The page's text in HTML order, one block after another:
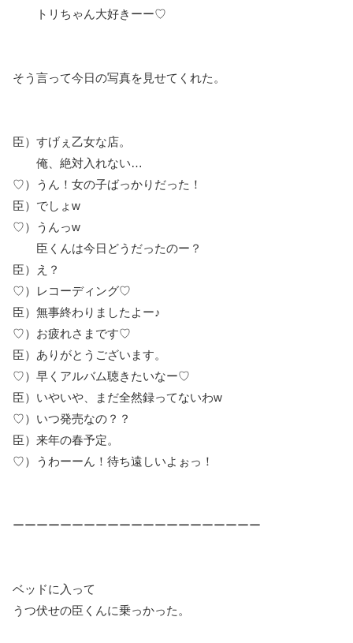
トリちゃん大好きーー♡
そう言って今日の写真を見せてくれた。
臣）すげぇ乙女な店。
俺、絶対入れない…
♡）うん！女の子ばっかりだった！
臣）でしょw
♡）うんっw
臣くんは今日どうだったのー？
臣）え？
♡）レコーディング♡
臣）無事終わりましたよー♪
♡）お疲れさまです♡
臣）ありがとうございます。
♡）早くアルバム聴きたいなー♡
臣）いやいや、まだ全然録ってないわw
♡）いつ発売なの？？
臣）来年の春予定。
♡）うわーーん！待ち遠しいよぉっ！
ーーーーーーーーーーーーーーーーーーーーー
ベッドに入って
うつ伏せの臣くんに乗っかった。